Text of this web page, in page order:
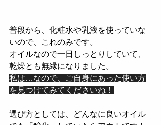
普段から、化粧水や乳液を使っていな
いので、これのみです。
オイルなので一日しっとりしていて、
乾燥とも無縁になりました。
私は…なので、ご自身にあった使い方
を見つけてみてくださいね！
選び方としては、どんなに良いオイル